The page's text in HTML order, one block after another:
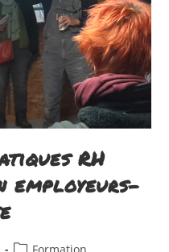
RH
employeurs-
PostFormation